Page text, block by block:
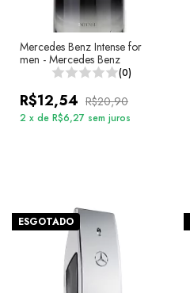
Mercedes Benz Intense for
men - Mercedes Benz
(0)
R$12,54 R$20,90
2 x de R$6,27 sem juros
ESGOTADO